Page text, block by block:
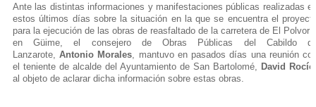
Ante las distintas informaciones y manifestaciones públicas realizadas
estos últimos días sobre la situación en la que se encuentra el
para la ejecución de las obras de reasfaltado de la carretera de El
en Güime, el consejero de Obras Públicas del Cabildo
Lanzarote,Antonio Morales , mantuvo en pasados días una reunión
el teniente de alcalde del Ayuntamiento de San Bartolomé, David Rocío
al objeto de aclarar dicha información sobre estas obras.